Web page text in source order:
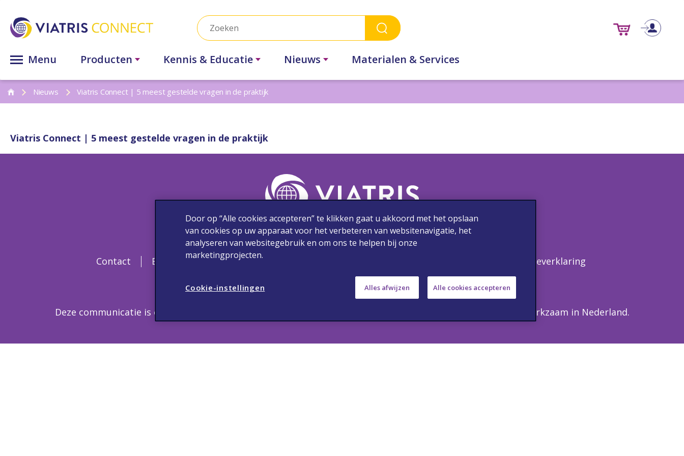
Menu Producten Kennis & Educatie Nieuws Materialen & Services
Nieuws Viatris Connect | 5 meest gestelde vragen in de praktijk
Viatris Connect | 5 meest gestelde vragen in de praktijk
Contact Bijwerkingen & Medische vragen Cookieverklaring
Copyright 2024 Viatris. Alle rechten voorbehouden.
Deze communicatie is enkel bestemd voor de geadresseerde beroepsbeoefenaren in de gezondheidszorg, werkzaam in Nederland.
Door op “Alle cookies accepteren” te klikken gaat u akkoord met het opslaan
van cookies op uw apparaat voor het verbeteren van websitenavigatie, het
analyseren van websitegebruik en om ons te helpen bij onze
marketingprojecten.
Cookie-instellingen Alles afwijzen Alle cookies accepteren